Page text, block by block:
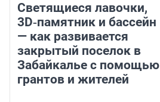
Светящиеся лавочки,
3D‑памятник и бассейн
— как развивается
закрытый поселок в
Забайкалье с помощью
грантов и жителей